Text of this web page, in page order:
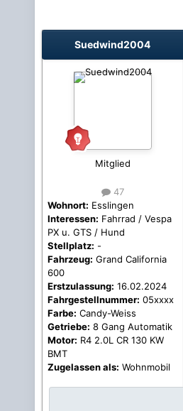
Suedwind2004
Mitglied
47
Wohnort: Esslingen
Interessen: Fahrrad / Vespa
PX u. GTS / Hund
Stellplatz: -
Fahrzeug: Grand California
600
Erstzulassung: 16.02.2024
Fahrgestellnummer: 05xxxx
Farbe: Candy-Weiss
Getriebe: 8 Gang Automatik
Motor: R4 2.0L CR 130 KW
BMT
Zugelassen als: Wohnmobil